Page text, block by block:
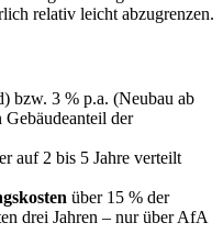
relativ leicht abzugrenzen.
bzw. 3 % p.a. (Neubau ab
der
auf 2 bis 5 Jahre verteilt
über 15 % der
drei Jahren – nur über AfA